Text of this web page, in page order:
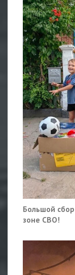
Большой
зоне СВО!